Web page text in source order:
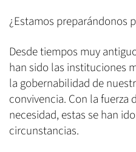
¿Estamos preparándonos
Desde tiempos muy
han sido las instituciones
la gobernabilidad de
convivencia. Con la fuerza
necesidad, estas se han
circunstancias.